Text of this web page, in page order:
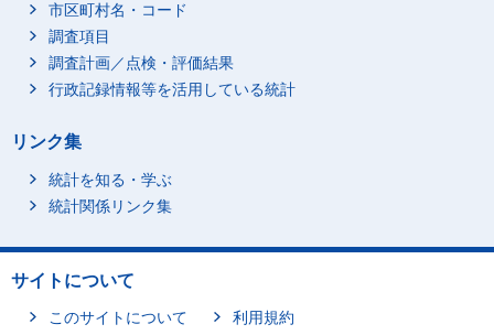
市区町村名・コード
調査項目
調査計画／点検・評価結果
行政記録情報等を活用している統計
リンク集
統計を知る・学ぶ
統計関係リンク集
サイトについて
このサイトについて 利用規約